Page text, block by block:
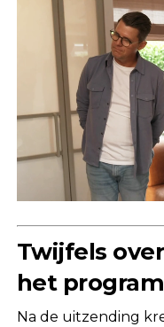
Twijfels
het
Na de uitzending